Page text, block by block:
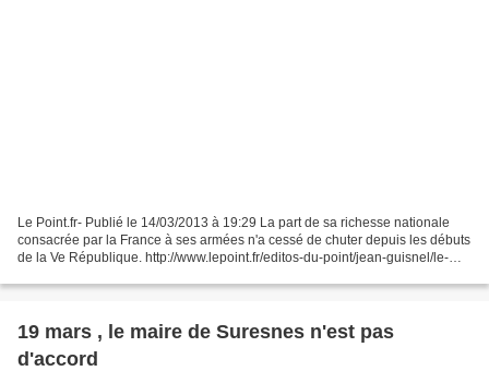
Le Point.fr- Publié le 14/03/2013 à 19:29 La part de sa richesse nationale
consacrée par la France à ses armées n'a cessé de chuter depuis les débuts
de la Ve République. http://www.lepoint.fr/editos-du-point/jean-guisnel/le-
1640131_53.php...
19 mars , le maire de Suresnes n'est pas
d'accord